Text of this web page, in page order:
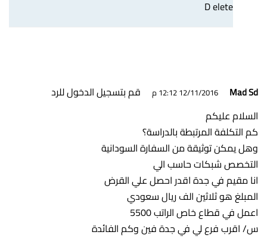
D elete
Mad Sd 12/11/2016 12:12 م
قم بتسجيل الدخول للرد
السلام عليكم
كم التكلفة المرتبطة بالدراسة؟
وهل يمكن توثيقة من السفارة السودانية
التخصص شبكات حاسب الي
انا مقيم في جدة اقدر احصل علي القرض
المبلغ هو ثلاثين الف ريال سعودي
اعمل في قطاع خاص الراتب 5500
س/ اقرب فرع لي في جدة فين وكم الفائدة